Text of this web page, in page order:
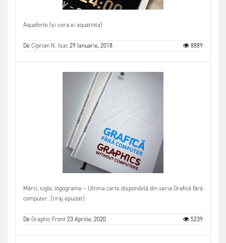
Aquaforte (și sora ei aquatinta)
DeCiprian N. Isac29 Ianuarie, 2018 8889
Mărci, sigle, logograme – Ultima carte disponibilă din seria Grafică fără
computer. (tiraj epuizat)
DeGraphic Front23 Aprilie, 2020 5239